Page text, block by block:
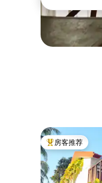
热门「房客推荐」
房客推荐